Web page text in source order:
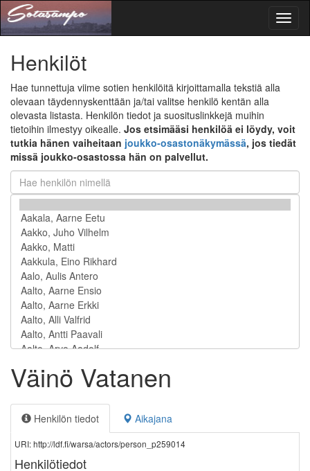
Henkilöt
Hae tunnettuja viime sotien henkilöitä kirjoittamalla tekstiä alla
olevaan täydennyskenttään ja/tai valitse henkilö kentän alla
olevasta listasta. Henkilön tiedot ja suosituslinkkejä muihin
tietoihin ilmestyy oikealle. Jos etsimääsi henkilöä ei löydy, voit
tutkia hänen vaiheitaan joukko-osastonäkymässä, jos tiedät
missä joukko-osastossa hän on palvellut.
Väinö Vatanen
Henkilön tiedot Aikajana
URI: http://ldf.fi/warsa/actors/person_p259014
Henkilötiedot